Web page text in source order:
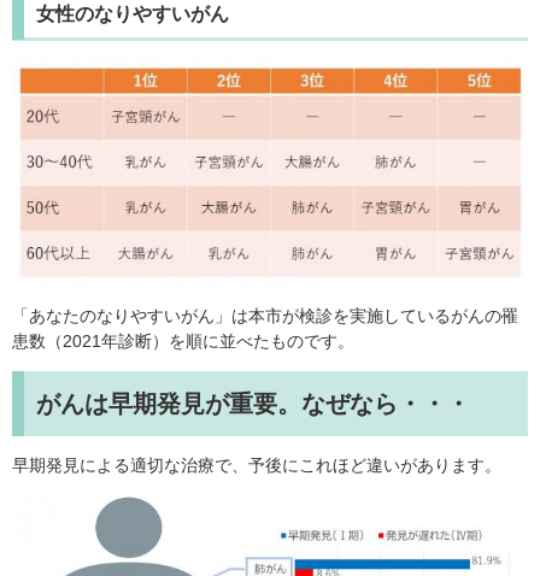
女性のなりやすいがん
「あなたのなりやすいがん」は本市が検診を実施しているがんの罹
患数（2021年診断）を順に並べたものです。
がんは早期発見が重要。なぜなら・・・
早期発見による適切な治療で、予後にこれほど違いがあります。